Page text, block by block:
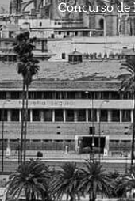
Concurso de